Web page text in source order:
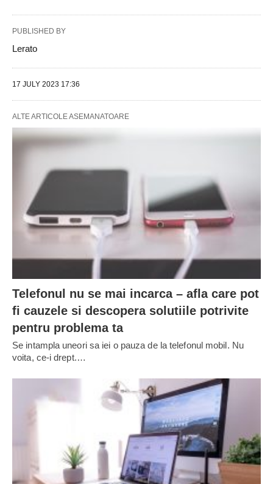
PUBLISHED BY
Lerato
17 JULY 2023 17:36
ALTE ARTICOLE ASEMANATOARE
Telefonul nu se mai incarca – afla care pot
fi cauzele si descopera solutiile potrivite
pentru problema ta
Se intampla uneori sa iei o pauza de la telefonul mobil. Nu
voita, ce-i drept.…